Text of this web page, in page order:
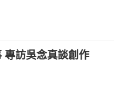
專訪吳念真談創作